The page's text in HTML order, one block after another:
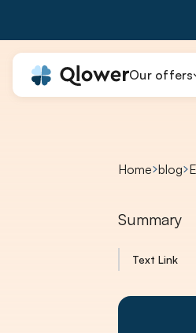
Our offers
Home blog
Summary
Text Link